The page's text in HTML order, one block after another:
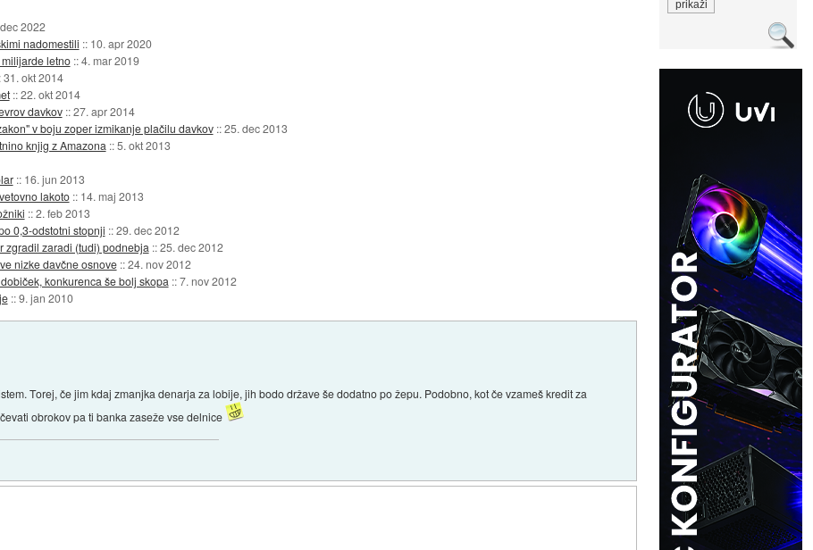
2022
nadomestili :: 10. apr 2020
letno ::4. mar 2019
31. okt 2014
::22. okt 2014
davkov ::27. apr 2014
v boju zoper izmikanje plačilu davkov ::25. dec 2013
knjig z Amazona ::5. okt 2013
:: 16. jun 2013
lakoto :: 14. maj 2013
::2. feb 2013
0,3-odstotni stopnji ::29. dec 2012
zgradil zaradi (tudi) podnebja ::25. dec 2012
nizke davčne osnove ::24. nov 2012
konkurenca še bolj skopa ::7. nov 2012
::9. jan 2010
Torej, če jim kdaj zmanjka denarja za lobije, jih bodo države še dodatno po žepu. Podobno, kot če vzameš kredit za
obrokov pa ti banka zaseže vse delnice